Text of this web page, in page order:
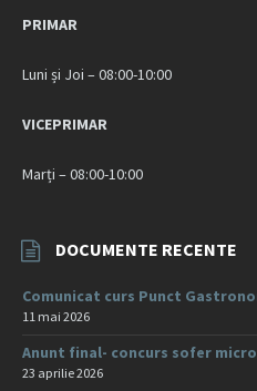
PRIMAR
Luni și Joi – 08:00-10:00
VICEPRIMAR
Marți – 08:00-10:00
DOCUMENTE RECENTE
Comunicat curs Punct
11 mai 2026
Anunt final- concurs sofer
23 aprilie 2026